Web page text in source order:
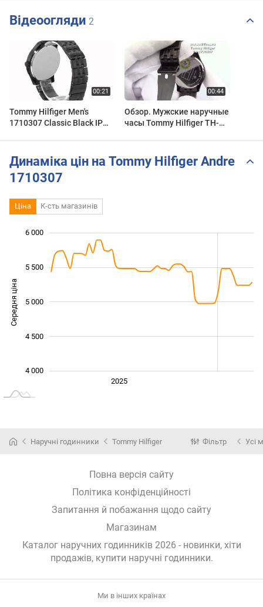
Відеоогляди 2
Tommy Hilfiger Men's
1710307 Classic Black IP
Обзор. Мужские наручные
часы Tommy Hilfiger TH-
Динаміка цін на Tommy Hilfiger Andre
1710307
Ціна К-сть магазинів
Середня ціна 4 400
4 000
5 000
6 000
5 500
4 500
2025
Наручні годинники Tommy Hilfiger Фільтр Усі
Повна версія сайту
Політика конфіденційності
Запитання й побажання щодо сайту
Магазинам
Каталог наручних годинників 2026 - новинки, хіти
продажів, купити наручні годинники.
Ми в інших країнах